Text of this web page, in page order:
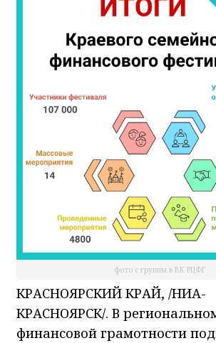
фото с группы в ВК РЦФГ
КРАСНОЯРСКИЙ КРАЙ, /НИА-
КРАСНОЯРСК/. В
финансовой грамотности